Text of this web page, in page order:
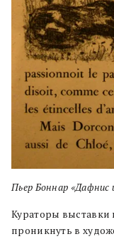
Пьер Боннар «Дафнис
Кураторы выставки
проникнуть в